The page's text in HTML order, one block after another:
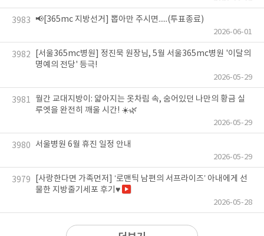
3983 📢[365mc 지방선거] 뽑아만 주시면.....(투표종료)
2026-06-01
3982
[서울365mc병원] 정진묵 원장님, 5월 서울365mc병원 '이달의
명예의 전당' 등극!
2026-05-29
3981
월간 교대지방이: 얇아지는 옷차림 속, 숨어있던 나만의 황금 실
루엣을 완전히 깨울 시간! ☀️🌿
2026-05-29
3980 서울병원 6월 휴진 일정 안내
2026-05-29
3979
[사랑한다면 가족먼저] ‘로맨틱 남편의 서프라이즈’ 아내에게 선
물한 지방줄기세포 후기♥
2026-05-28